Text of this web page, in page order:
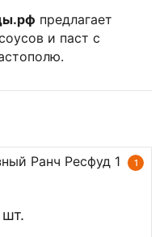
предлагает
и паст с
1
Ранч Ресфуд 1
шт.